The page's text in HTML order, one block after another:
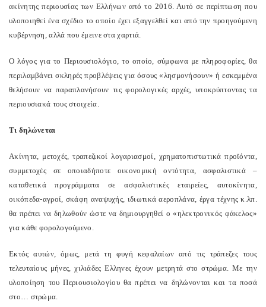
ακίνητης περιουσίας των Ελλήνων από το 2016. Αυτό σε περίπτωση που
υλοποιηθεί ένα σχέδιο το οποίο έχει εξαγγελθεί και από την προηγούμενη
κυβέρνηση, αλλά που έμεινε στα χαρτιά.
Ο λόγος για το Περιουσιολόγιο, το οποίο, σύμφωνα με πληροφορίες, θα
περιλαμβάνει σκληρές προβλέψεις για όσους «λησμονήσουν» ή εσκεμμένα
θελήσουν να παραπλανήσουν τις φορολογικές αρχές, υποκρύπτοντας τα
περιουσιακά τους στοιχεία.
Τι δηλώνεται
Ακίνητα, μετοχές, τραπεζικοί λογαριασμοί, χρηματοπιστωτικά προϊόντα,
συμμετοχές σε οποιαδήποτε οικονομική οντότητα, ασφαλιστικά –
καταθετικά προγράμματα σε ασφαλιστικές εταιρείες, αυτοκίνητα,
οικόπεδα-αγροί, σκάφη αναψυχής, ιδιωτικά αεροπλάνα, έργα τέχνης κ.λπ.
θα πρέπει να δηλωθούν ώστε να δημιουργηθεί ο «ηλεκτρονικός φάκελος»
για κάθε φορολογούμενο.
Εκτός αυτών, όμως, μετά τη φυγή κεφαλαίων από τις τράπεζες τους
τελευταίους μήνες, χιλιάδες Ελληνες έχουν μετρητά στο στρώμα. Με την
υλοποίηση του Περιουσιολογίου θα πρέπει να δηλώνονται και τα ποσά
στο… στρώμα.